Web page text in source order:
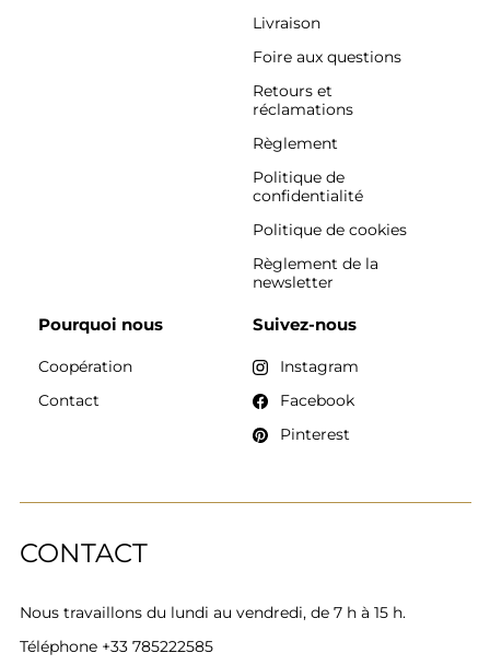
CONTACT
Nous travaillons du lundi au vendredi, de 7 h à 15 h.
Téléphone +33 785222585
Livraison
Foire aux questions
Retours et
réclamations
Règlement
Politique de
confidentialité
Politique de cookies
Règlement de la
newsletter
Pourquoi nous
Coopération
Contact
Suivez-nous
Instagram
Facebook
Pinterest